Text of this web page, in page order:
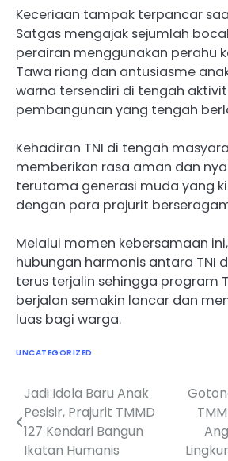
Keceriaan tampak terpancar
Satgas mengajak sejumlah
perairan menggunakan perahu
Tawa riang dan antusiasme
warna tersendiri di tengah
pembangunan yang tengah
Kehadiran TNI di tengah
memberikan rasa aman dan
terutama generasi muda yang
dengan para prajurit
Melalui momen kebersamaan
hubungan harmonis antara TNI
terus terjalin sehingga program
berjalan semakin lancar dan
luas bagi warga.
UNCATEGORIZED
Navigasi
pos
Jadi Idola Baru Anak
Pesisir, Prajurit TMMD
127 Kendari Bangun
Ikatan Humanis